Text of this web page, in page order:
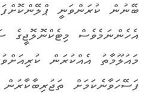
ބޭނުން ކުރަންވަނީ
އެހެންނަމެވެސް
މައުލޫމާތު އެއްކުރަން
ފަސޭހަވާނެކަމަށް ތަޖުރިބާކާރުން